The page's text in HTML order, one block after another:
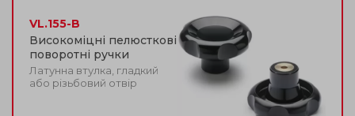
VL.155-B
Високоміцні пелюсткові
поворотні ручки
Латунна втулка, гладкий
або різьбовий отвір